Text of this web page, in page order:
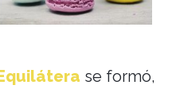
se formó,